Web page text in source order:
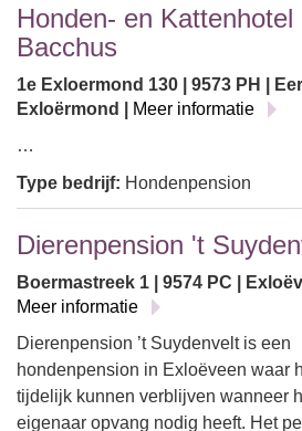
Honden- en Kattenhotel
Bacchus
1e Exloermond 130 | 9573 PH |
Exloërmond |
Meer informatie
…
Type bedrijf: Hondenpension
Dierenpension 't
Boermastreek 1 | 9574 PC |
Meer informatie
Dierenpension ’t Suydenvelt is een
hondenpension in Exloëveen waar
tijdelijk kunnen verblijven wanneer
eigenaar opvang nodig heeft. Het